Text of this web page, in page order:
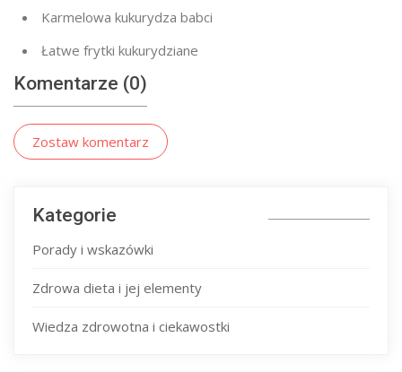
Karmelowa kukurydza babci
Łatwe frytki kukurydziane
Komentarze (0)
Zostaw komentarz
Kategorie
Porady i wskazówki
Zdrowa dieta i jej elementy
Wiedza zdrowotna i ciekawostki